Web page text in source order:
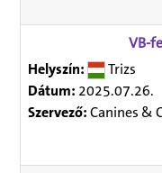
VB-
Helyszín:
Trizs
Dátum: 2025.07.26.
Szervező:Canines &